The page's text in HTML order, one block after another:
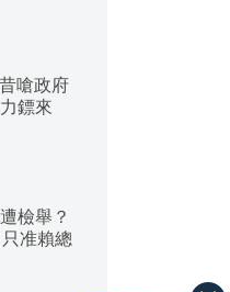
嗆政府
鏢來
檢舉？
准賴總